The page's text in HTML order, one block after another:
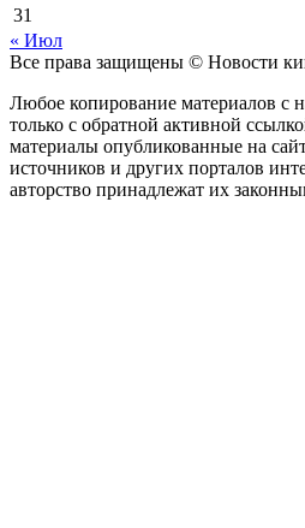
31
« Июл
Все права защищены © Новости
Любое копирование материалов с
только с обратной активной
материалы опубликованные на
источников и других порталов
авторство принадлежат их